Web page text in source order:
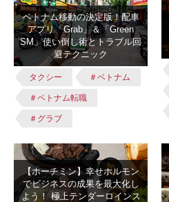
ベトナム移動の決定版！配車
アプリ「Grab」＆「Green
SM」使い倒し術とトラブル回
避テクニック
タクシー ＃ベトナム
＃ベトナム転職
＃グラブ
【ホーチミン】幸せホルモン
でビジネスの成果を最大化し
よう！ 極上テンダーロインス